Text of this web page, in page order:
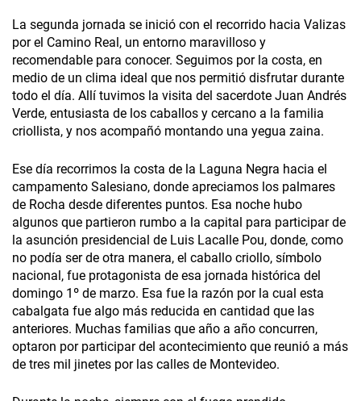
La segunda jornada se inició con el recorrido hacia Valizas
por el Camino Real, un entorno maravilloso y
recomendable para conocer. Seguimos por la costa, en
medio de un clima ideal que nos permitió disfrutar durante
todo el día. Allí tuvimos la visita del sacerdote Juan Andrés
Verde, entusiasta de los caballos y cercano a la familia
criollista, y nos acompañó montando una yegua zaina.
Ese día recorrimos la costa de la Laguna Negra hacia el
campamento Salesiano, donde apreciamos los palmares
de Rocha desde diferentes puntos. Esa noche hubo
algunos que partieron rumbo a la capital para participar de
la asunción presidencial de Luis Lacalle Pou, donde, como
no podía ser de otra manera, el caballo criollo, símbolo
nacional, fue protagonista de esa jornada histórica del
domingo 1º de marzo. Esa fue la razón por la cual esta
cabalgata fue algo más reducida en cantidad que las
anteriores. Muchas familias que año a año concurren,
optaron por participar del acontecimiento que reunió a más
de tres mil jinetes por las calles de Montevideo.